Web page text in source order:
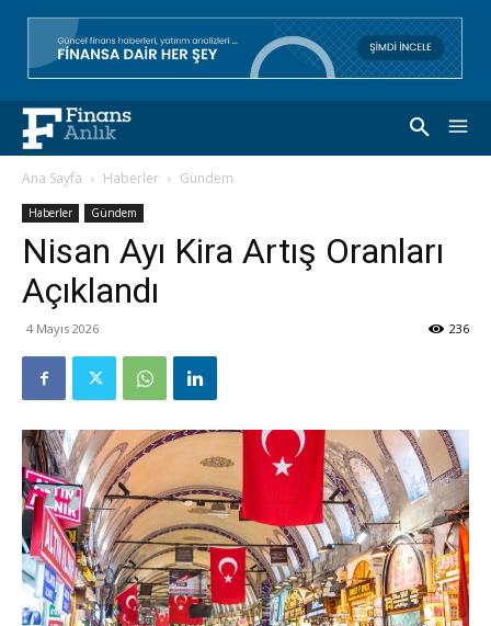
Ana Sayfa Haberler Gündem
Haberler Gündem
Nisan Ayı Kira Artış Oranları
Açıklandı
4 Mayıs 2026 236